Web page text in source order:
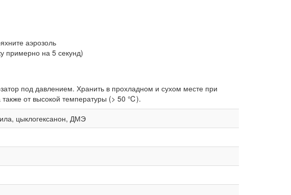
аэрозоль
примерно на 5 секунд)
под давлением. Хранить в прохладном и сухом месте при
от высокой температуры (> 50 ℃).
цыклогексанон, ДМЭ